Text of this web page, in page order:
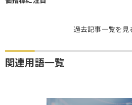
過去記事一覧を見
関連用語一覧